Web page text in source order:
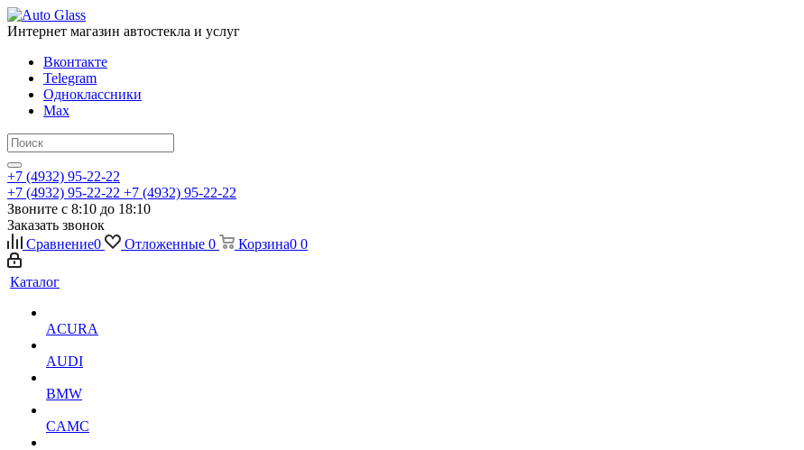
Интернет магазин автостекла и услуг
Вконтакте
Telegram
Одноклассники
Max
+7 (4932) 95-22-22
+7 (4932) 95-22-22 +7 (4932) 95-22-22
Звоните с 8:10 до 18:10
Заказать звонок
Сравнение0 Отложенные 0 Корзина0 0
Каталог
ACURA
AUDI
BMW
CAMC